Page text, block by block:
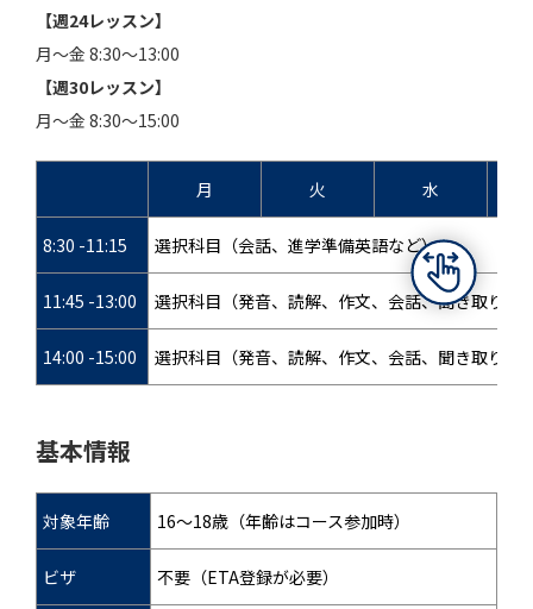
【週24レッスン】
月～金 8:30～13:00
【週30レッスン】
月～金 8:30～15:00
月 火 水
8:30 -11:15 選択科目（会話、進学準備英語など）
11:45 -13:00 選択科目（発音、読解、作文、会話、聞き取りな
14:00 -15:00 選択科目（発音、読解、作文、会話、聞き取りな
基本情報
対象年齢 16～18歳（年齢はコース参加時）
ビザ 不要（ETA登録が必要）